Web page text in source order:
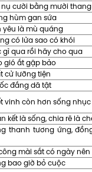
nụ cười bằng mười
hùm gan sứa
yêu là mù quáng
có lửa sao có khói
gì qua rồi hãy cho qua
gió ắt gặp bảo
cử lưỡng tiện
đắng dã tật
vinh còn hơn sống nhục
kết là sống, chia rẽ là
thanh tương ứng,
mài sắt có ngày nên
bao giờ bỏ cuộc